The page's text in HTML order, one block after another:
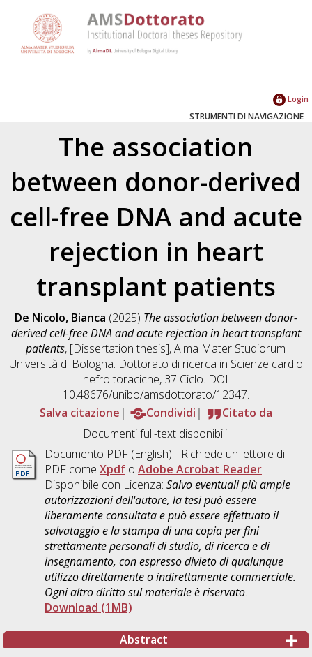
Login
STRUMENTI DI NAVIGAZIONE
The association
between donor-derived
cell-free DNA and acute
rejection in heart
transplant patients
De Nicolo, Bianca (2025) The association between donor-
derived cell-free DNA and acute rejection in heart transplant
patients, [Dissertation thesis], Alma Mater Studiorum
Università di Bologna. Dottorato di ricerca in Scienze cardio
nefro toraciche, 37 Ciclo. DOI
10.48676/unibo/amsdottorato/12347.
Salva citazione
Condividi
Citato da
Documenti full-text disponibili:
Documento PDF(English) - Richiede un lettore di
PDF come Xpdfo Adobe Acrobat Reader
Disponibile con Licenza: Salvo eventuali più ampie
autorizzazioni dell'autore, la tesi può essere
liberamente consultata e può essere effettuato il
salvataggio e la stampa di una copia per fini
strettamente personali di studio, di ricerca e di
insegnamento, con espresso divieto di qualunque
utilizzo direttamente o indirettamente commerciale.
Ogni altro diritto sul materiale è riservato.
Download (1MB)
Abstract